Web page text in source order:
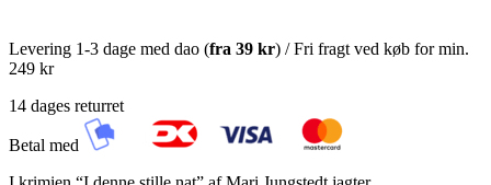
Levering 1-3 dage med dao (fra 39 kr) / Fri fragt ved køb for min.
249 kr
14 dages returret
Betal med